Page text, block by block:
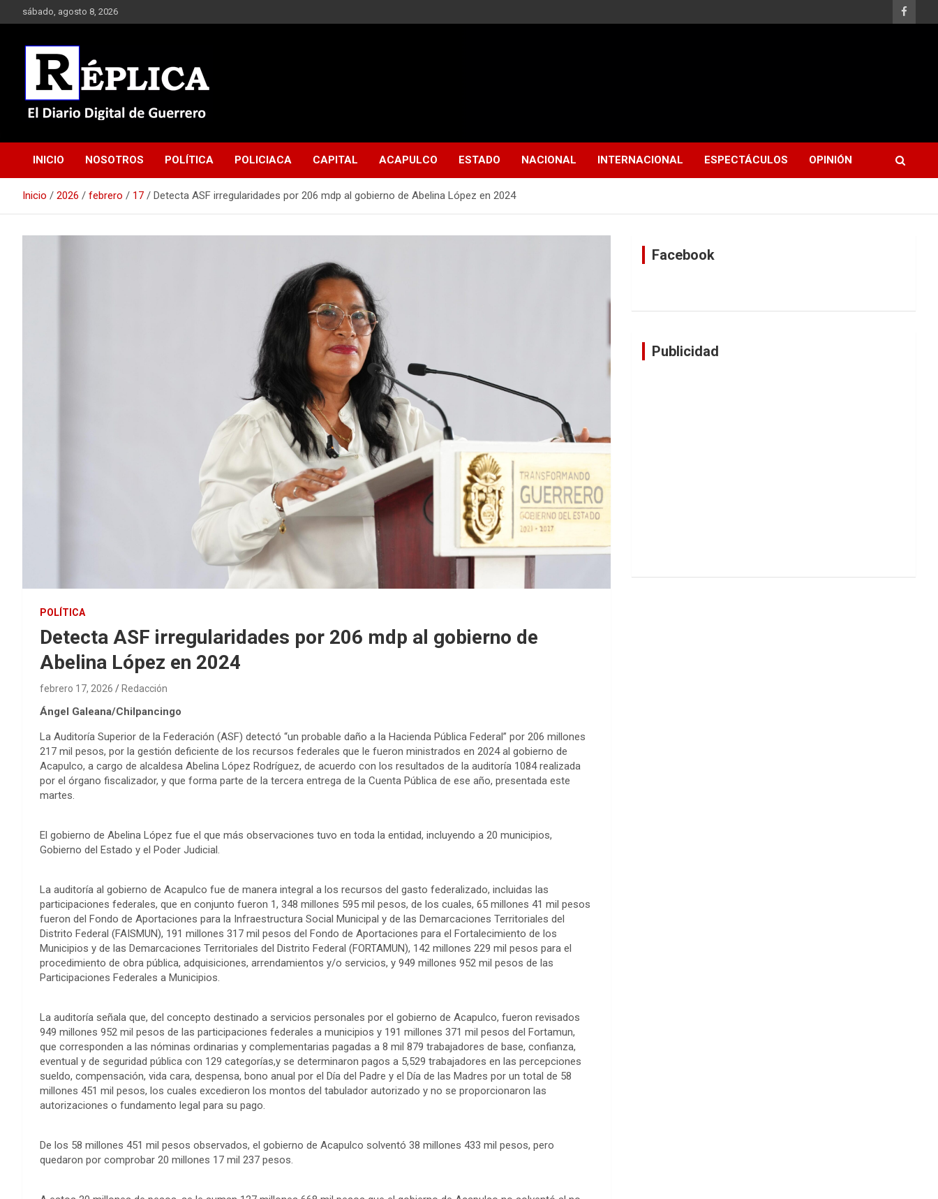
al
sábado, agosto 8, 2026
Réplica
INICIO NOSOTROS POLÍTICA POLICIACA CAPITAL ACAPULCO ESTADO NACIONAL INTERNACIONAL ESPECTÁCULOS OPINIÓN
Inicio 2026 febrero 17 Detecta ASF irregularidades por 206 mdp al gobierno de Abelina López en 2024
POLÍTICA
Detecta ASF irregularidades por 206 mdp al gobierno de
Abelina López en 2024
febrero 17, 2026 Redacción
Ángel Galeana/Chilpancingo
La Auditoría Superior de la Federación (ASF) detectó “un probable daño a la Hacienda Pública Federal” por 206 millones
217 mil pesos, por la gestión deficiente de los recursos federales que le fueron ministrados en 2024 al gobierno de
Acapulco, a cargo de alcaldesa Abelina López Rodríguez, de acuerdo con los resultados de la auditoría 1084 realizada
por el órgano fiscalizador, y que forma parte de la tercera entrega de la Cuenta Pública de ese año, presentada este
martes.
El gobierno de Abelina López fue el que más observaciones tuvo en toda la entidad, incluyendo a 20 municipios,
Gobierno del Estado y el Poder Judicial.
La auditoría al gobierno de Acapulco fue de manera integral a los recursos del gasto federalizado, incluidas las
participaciones federales, que en conjunto fueron 1, 348 millones 595 mil pesos, de los cuales, 65 millones 41 mil pesos
fueron del Fondo de Aportaciones para la Infraestructura Social Municipal y de las Demarcaciones Territoriales del
Distrito Federal (FAISMUN), 191 millones 317 mil pesos del Fondo de Aportaciones para el Fortalecimiento de los
Municipios y de las Demarcaciones Territoriales del Distrito Federal (FORTAMUN), 142 millones 229 mil pesos para el
procedimiento de obra pública, adquisiciones, arrendamientos y/o servicios, y 949 millones 952 mil pesos de las
Participaciones Federales a Municipios.
La auditoría señala que, del concepto destinado a servicios personales por el gobierno de Acapulco, fueron revisados
949 millones 952 mil pesos de las participaciones federales a municipios y 191 millones 371 mil pesos del Fortamun,
que corresponden a las nóminas ordinarias y complementarias pagadas a 8 mil 879 trabajadores de base, confianza,
eventual y de seguridad pública con 129 categorías,y se determinaron pagos a 5,529 trabajadores en las percepciones
sueldo, compensación, vida cara, despensa, bono anual por el Día del Padre y el Día de las Madres por un total de 58
millones 451 mil pesos, los cuales excedieron los montos del tabulador autorizado y no se proporcionaron las
autorizaciones o fundamento legal para su pago.
De los 58 millones 451 mil pesos observados, el gobierno de Acapulco solventó 38 millones 433 mil pesos, pero
quedaron por comprobar 20 millones 17 mil 237 pesos.
Facebook
Publicidad